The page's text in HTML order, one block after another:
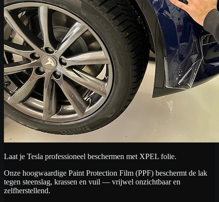
Laat je Tesla professioneel beschermen met XPEL folie.
Onze hoogwaardige Paint Protection Film (PPF) beschermt de lak
tegen steenslag, krassen en vuil — vrijwel onzichtbaar en
zelfherstellend.